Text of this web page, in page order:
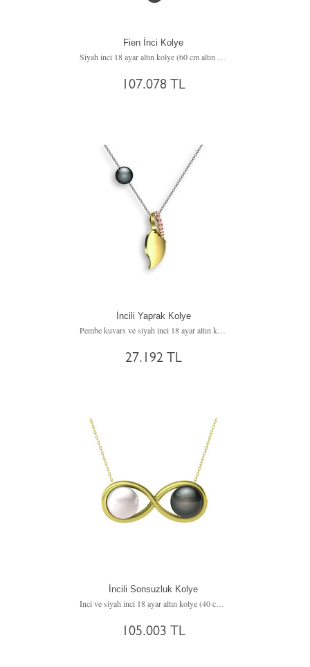
Fien İnci Kolye
107.078 TL
İncili Yaprak Kolye
Pembe kuvars ve siyah inci 18 ayar altın kolye (40 cm beyaz altın rolo zincir)
27.192 TL
İncili Sonsuzluk Kolye
Inci ve siyah inci 18 ayar altın kolye (40 cm altın rolo zincir)
105.003 TL